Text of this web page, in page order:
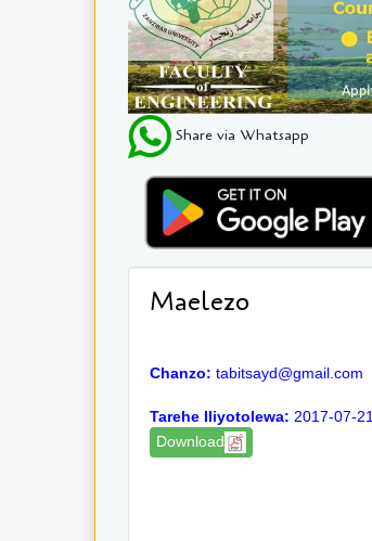
Share via Whatsapp
Maelezo
Chanzo: tabitsayd@gmail.com
Tarehe Iliyotolewa: 2017-07-21
Download